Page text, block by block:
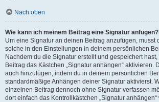
Nach oben
Wie kann ich meinem Beitrag eine Signatur anfügen?
Um eine Signatur an deinen Beitrag anzufügen, musst
solche in den Einstellungen in deinem persönlichen
Nachdem du die Signatur erstellt und gespeichert
Beitrag das Kästchen „Signatur anhängen“ aktivieren.
auch hinzufügen, indem du in deinem persönlichen
standardmäßige Anhängen deiner Signatur aktivierst.
einzelnen Beitrag dennoch ohne Signatur verfassen
dort einfach das Kontrollkästchen „Signatur